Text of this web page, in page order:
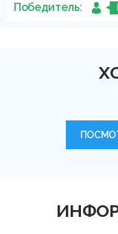
Победитель: